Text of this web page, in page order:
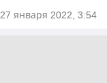
27 января 2022, 3:54